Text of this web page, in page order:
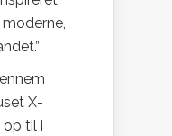
X-
op til i